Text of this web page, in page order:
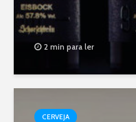
2 min para ler
CERVEJA